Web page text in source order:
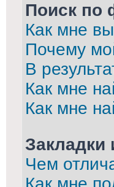
Поиск по
Как мне
Почему
В
Как мне
Как мне
Закладки
Чем